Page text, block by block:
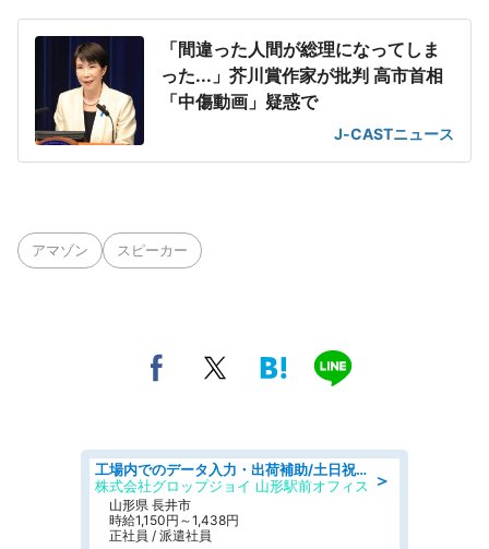
「間違った人間が総理になってしま
った...」芥川賞作家が批判 高市首相
「中傷動画」疑惑で
J-CASTニュース
アマゾン スピーカー
＞
工場内でのデータ入力・出荷補助/土日祝休/未経験歓迎/交通費支給
株式会社グロップジョイ 山形駅前オフィス
山形県 長井市
時給1,150円～1,438円
正社員 / 派遣社員